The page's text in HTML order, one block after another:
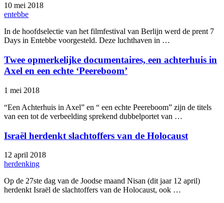
10 mei 2018
entebbe
In de hoofdselectie van het filmfestival van Berlijn werd de prent 7
Days in Entebbe voorgesteld. Deze luchthaven in …
Twee opmerkelijke documentaires, een achterhuis in
Axel en een echte ‘Peereboom’
1 mei 2018
“Een Achterhuis in Axel” en “ een echte Peereboom” zijn de titels
van een tot de verbeelding sprekend dubbelportet van …
Israël herdenkt slachtoffers van de Holocaust
12 april 2018
herdenking
Op de 27ste dag van de Joodse maand Nisan (dit jaar 12 april)
herdenkt Israël de slachtoffers van de Holocaust, ook …